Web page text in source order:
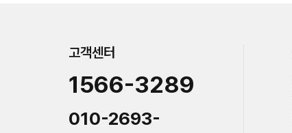
고객센터
1566-3289
010-2693-